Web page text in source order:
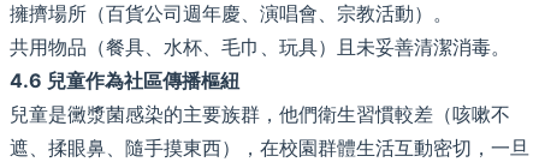
擁擠場所（百貨公司週年慶、演唱會、宗教活動）。
共用物品（餐具、水杯、毛巾、玩具）且未妥善清潔消毒。
4.6 兒童作為社區傳播樞紐
兒童是黴漿菌感染的主要族群，他們衛生習慣較差（咳嗽不
遮、揉眼鼻、隨手摸東西），在校園群體生活互動密切，一旦